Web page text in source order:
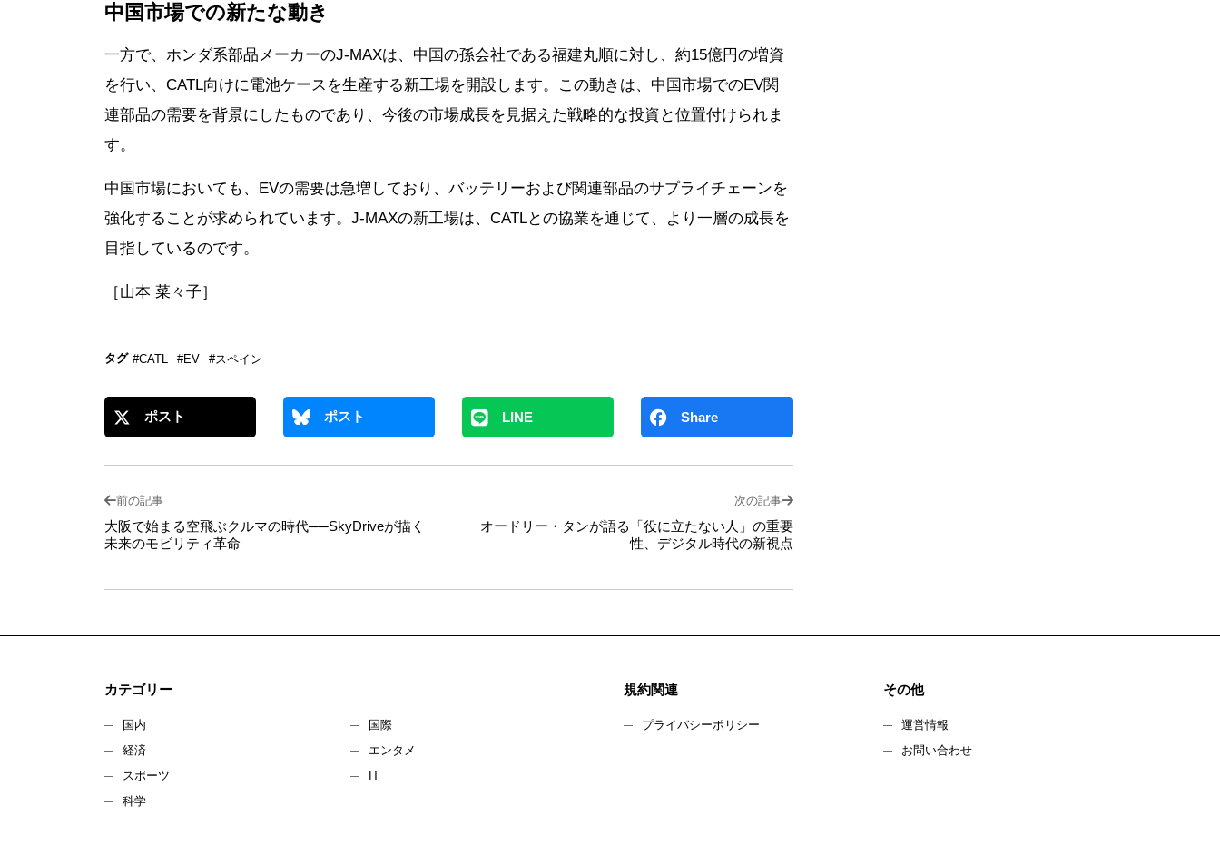
中国市場での新たな動き
一方で、ホンダ系部品メーカーのJ-MAXは、中国の孫会社である福建丸順に対し、約15億円の増資
を行い、CATL向けに電池ケースを生産する新工場を開設します。この動きは、中国市場でのEV関
連部品の需要を背景にしたものであり、今後の市場成長を見据えた戦略的な投資と位置付けられま
す。
中国市場においても、EVの需要は急増しており、バッテリーおよび関連部品のサプライチェーンを
強化することが求められています。J-MAXの新工場は、CATLとの協業を通じて、より一層の成長を
目指しているのです。
［山本 菜々子］
タグ #CATL #EV #スペイン
ポスト ポスト LINE Share
前の記事
大阪で始まる空飛ぶクルマの時代──SkyDriveが描く
未来のモビリティ革命
次の記事
オードリー・タンが語る「役に立たない人」の重要
性、デジタル時代の新視点
カテゴリー
国内
国際
経済
エンタメ
スポーツ
IT
科学
規約関連
プライバシーポリシー
その他
運営情報
お問い合わせ